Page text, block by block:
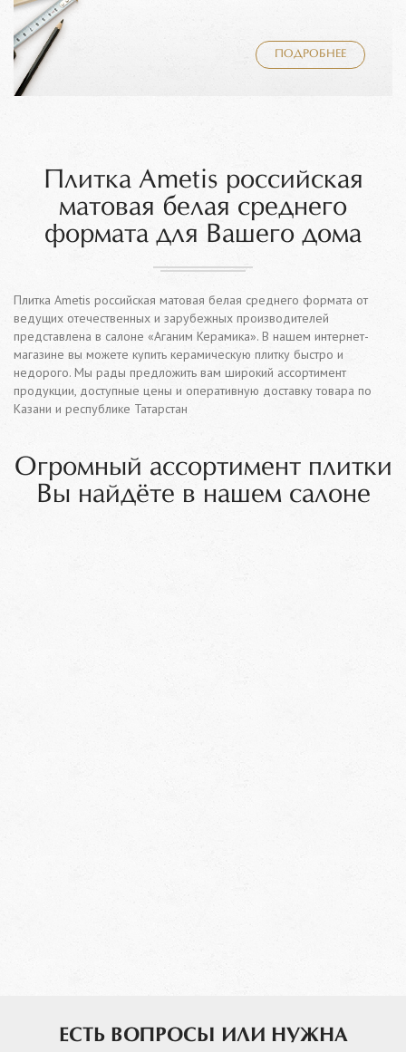
ПОДРОБНЕЕ
Плитка Ametis российская
матовая белая среднего
формата для Вашего дома
Плитка Ametis российская матовая белая среднего формата от
ведущих отечественных и зарубежных производителей
представлена в салоне «Аганим Керамика». В нашем интернет-
магазине вы можете купить керамическую плитку быстро и
недорого. Мы рады предложить вам широкий ассортимент
продукции, доступные цены и оперативную доставку товара по
Казани и республике Татарстан
Огромный ассортимент плитки
Вы найдёте в нашем салоне
ЕСТЬ ВОПРОСЫ ИЛИ НУЖНА